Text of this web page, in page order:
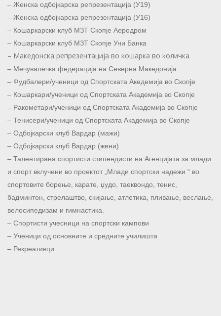
– Женска одбојкарска репрезентација (У19)
– Женска одбојкарска репрезентација (У16)
– Кошаркарски клуб МЗТ Скопје Аеродром
– Кошаркарски клуб МЗТ Скопје Уни Банка
– Македонска репрезентација во кошарка во количка
– Мечувалечка федерација на Северна Македонија
– Фудбалери/ученици од Спортската Акедемија во Скопје
– Кошаркари/ученици од Спортската Академија во Скопје
– Ракометари/ученици од Спортската Академија во Скопје
– Тенисери/ученици од Спортската Академија во Скопје
– Одбојкарски клуб Вардар (мажи)
– Одбојкарски клуб Вардар (жени)
– Талентирана спортисти стипендисти на Агенцијата за млади
и спорт вклучени во проектот „Млади спортски надежи “ во
спортовите борење, карате, џудо, таеквондо, тенис,
бадминтон, стрелаштво, скијање, атлетика, пливање, веслање,
велосипедизам и гимнастика.
– Спортисти учесници на спортски кампови
– Ученици од основните и средните училишта
– Рекреативци